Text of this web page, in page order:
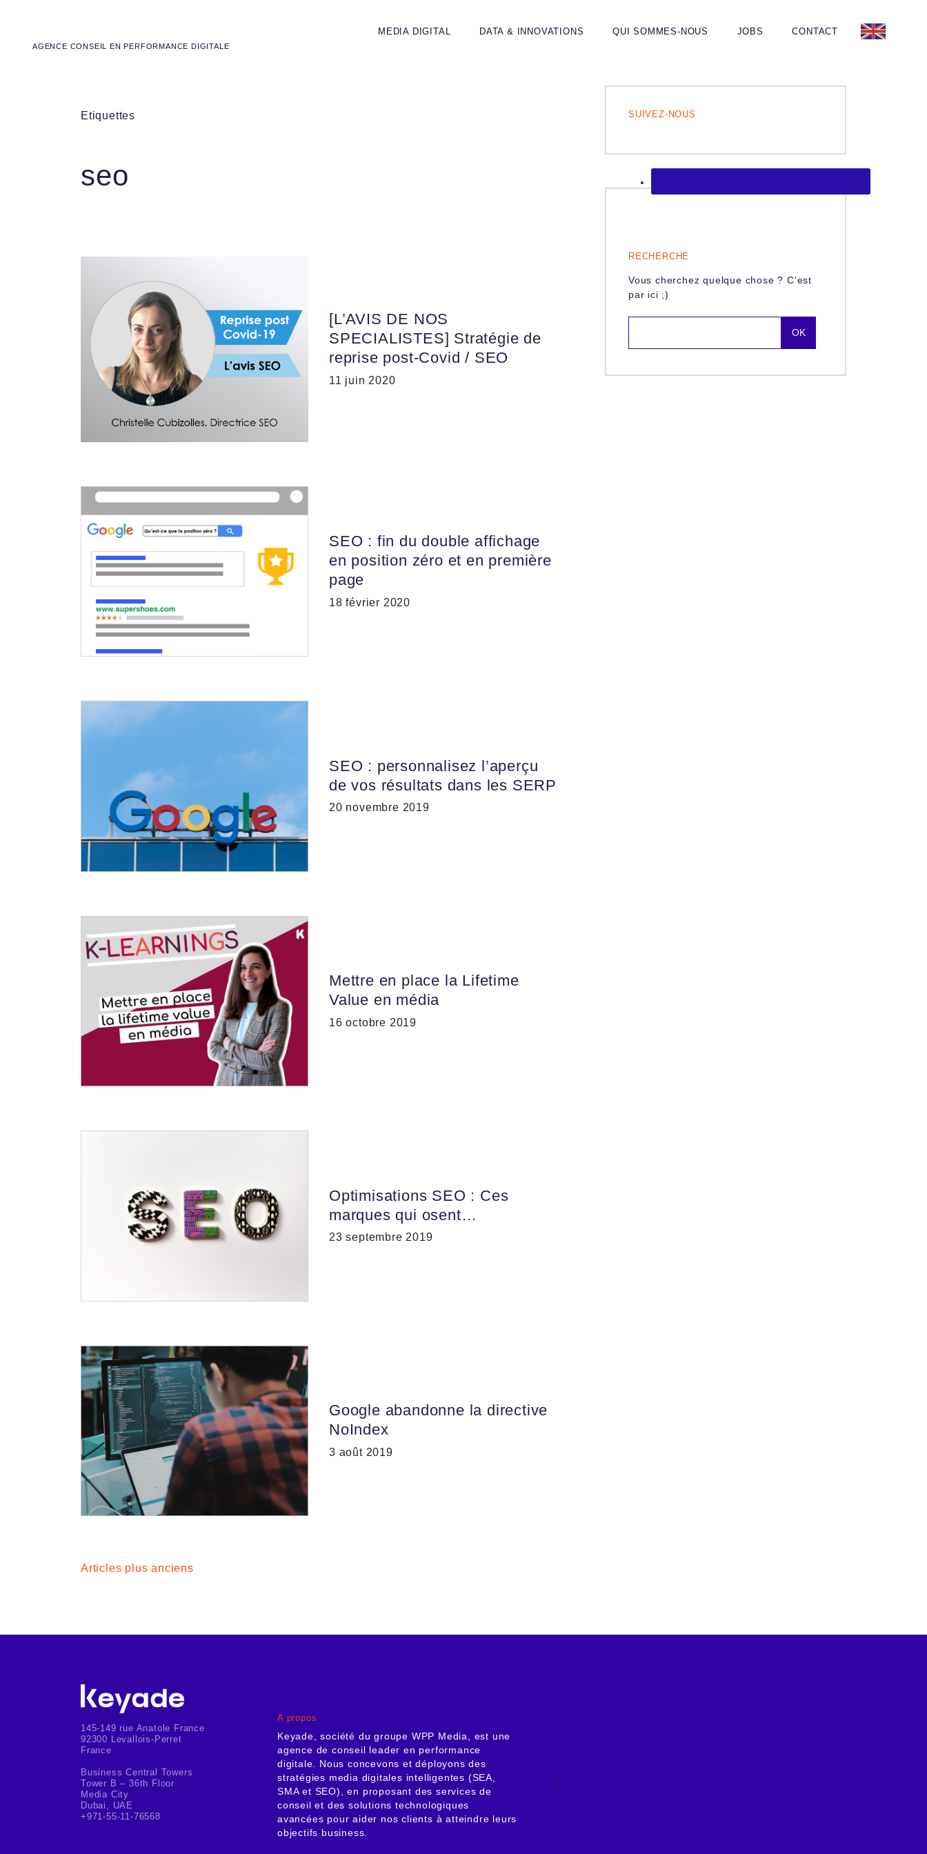
AGENCE CONSEIL EN PERFORMANCE DIGITALE
MEDIA DIGITAL DATA & INNOVATIONS QUI SOMMES-NOUS JOBS CONTACT
Etiquettes
seo
[L’AVIS DE NOS
SPECIALISTES] Stratégie de
reprise post-Covid / SEO
11 juin 2020
SEO : fin du double affichage
en position zéro et en première
page
18 février 2020
SEO : personnalisez l’aperçu
de vos résultats dans les SERP
20 novembre 2019
Mettre en place la Lifetime
Value en média
16 octobre 2019
Optimisations SEO : Ces
marques qui osent…
23 septembre 2019
Google abandonne la directive
NoIndex
3 août 2019
Navigation
Articles plus anciens
SUIVEZ-NOUS
RECHERCHE
Vous cherchez quelque chose ? C'est
par ici ;)
145-149 rue Anatole France
92300 Levallois-Perret
France
Business Central Towers
Tower B – 36th Floor
Media City
Dubai, UAE
+971-55-11-76568
A propos
Keyade, société du groupe WPP Media, est une
agence de conseil leader en performance
digitale. Nous concevons et déployons des
stratégies media digitales intelligentes (SEA,
SMA et SEO), en proposant des services de
conseil et des solutions technologiques
avancées pour aider nos clients à atteindre leurs
objectifs business.